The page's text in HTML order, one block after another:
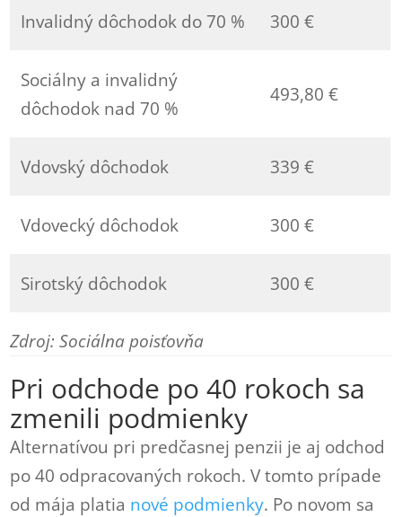
Invalidný dôchodok do 70 % 300 €
Sociálny a invalidný
dôchodok nad 70 %
493,80 €
Vdovský dôchodok 339 €
Vdovecký dôchodok 300 €
Sirotský dôchodok 300 €
Zdroj: Sociálna poisťovňa
Pri odchode po 40 rokoch sa
zmenili podmienky
Alternatívou pri predčasnej penzii je aj odchod
po 40 odpracovaných rokoch. V tomto prípade
od mája platia nové podmienky. Po novom sa